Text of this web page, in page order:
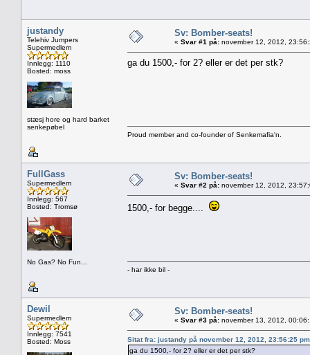
justandy
Telehiv Jumpers
Supermedlem
Innlegg: 1110
Bosted: moss
stæsj hore og hard barket
senkepøbel
Sv: Bomber-seats!
« Svar #1 på: november 12, 2012,
ga du 1500,- for 2? eller er det per stk?
Proud member and co-founder of Senkemafia'n.
FullGass
Supermedlem
Innlegg: 567
Bosted: Tromsø
No Gas? No Fun...
Sv: Bomber-seats!
« Svar #2 på: november 12, 2012,
1500,- for begge....
- har ikke bil -
Dewil
Supermedlem
Innlegg: 7541
Bosted: Moss
Sv: Bomber-seats!
« Svar #3 på: november 13, 2012,
Sitat fra: justandy på november 12, 2012, 23:56:25 pm
ga du 1500,- for 2? eller er det per stk?